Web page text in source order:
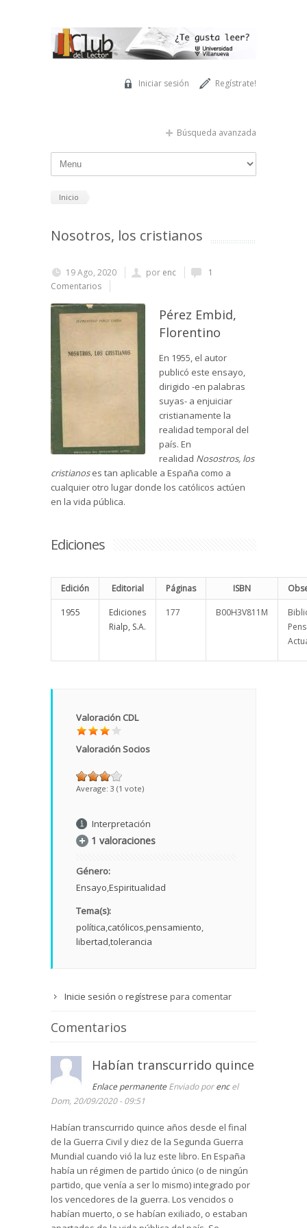
Regístrate!
Iniciar sesión
Búsqueda avanzada
Inicio
Nosotros, los cristianos
19 Ago, 2020 por enc
1
Comentarios
Pérez Embid,
Florentino
En 1955, el autor
publicó este ensayo,
dirigido -en palabras
suyas- a enjuiciar
cristianamente la
realidad temporal del
país. En
realidad Nosostros, los
cristianoses tan aplicable a España como a
cualquier otro lugar donde los católicos actúen
en la vida pública.
Ediciones
Edición Editorial Páginas ISBN
1955
Ediciones
Rialp, S.A.
177 B00H3V811M
Valoración CDL
Valoración Socios
Average: 3 (1 vote)
Interpretación
1 valoraciones
Género:
Ensayo Espiritualidad
Tema(s):
política católicos pensamiento
libertad tolerancia
Inicie sesión o regístrese para comentar
Comentarios
Habían transcurrido quince
Enlace permanente Enviado porencel
Dom, 20/09/2020 - 09:51
Habían transcurrido quince años desde el final
de la Guerra Civil y diez de la Segunda Guerra
Mundial cuando vió la luz este libro. En España
había un régimen de partido único (o de ningún
partido, que venía a ser lo mismo) integrado por
los vencedores de la guerra. Los vencidos o
habían muerto, o se habían exiliado, o estaban